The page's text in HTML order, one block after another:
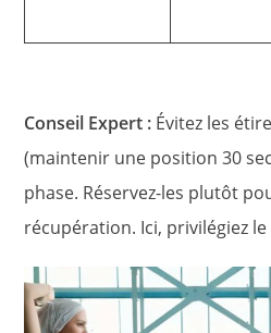
Conseil Expert : Évitez les
(maintenir une position 30
phase. Réservez-les plutôt
récupération. Ici, privilégiez